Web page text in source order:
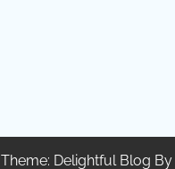
Theme: Delightful Blog By